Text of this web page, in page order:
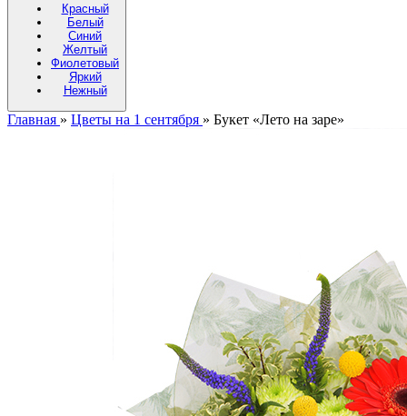
Красный
Белый
Синий
Желтый
Фиолетовый
Яркий
Нежный
Главная » Цветы на 1 сентября » Букет «Лето на заре»